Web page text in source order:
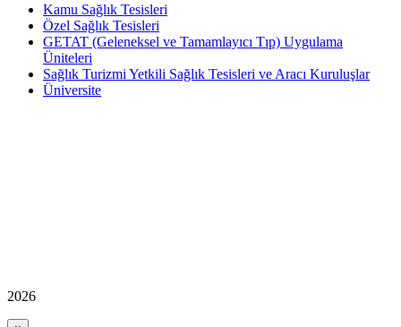
Kamu Sağlık Tesisleri
Özel Sağlık Tesisleri
GETAT (Geleneksel ve Tamamlayıcı Tıp) Uygulama
Üniteleri
Sağlık Turizmi Yetkili Sağlık Tesisleri ve Aracı Kuruluşlar
Üniversite
2026